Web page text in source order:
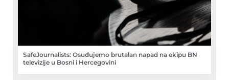
SafeJournalists: Osuđujemo brutalan napad na ekipu BN
televizije u Bosni i Hercegovini